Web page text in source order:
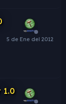
1.0